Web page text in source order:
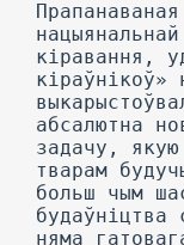
кіравання,
кіраўнікоў»
абсалютна
задачу,
тварам
больш чым
няма